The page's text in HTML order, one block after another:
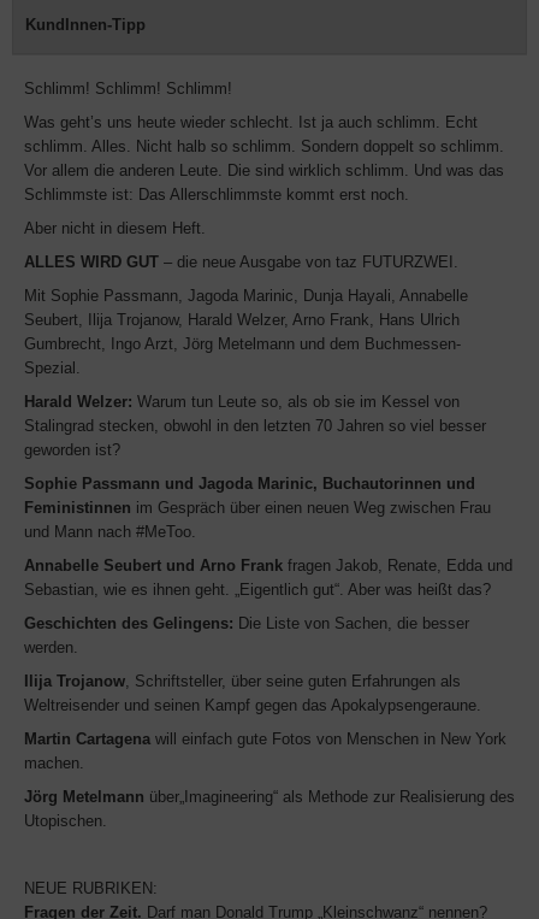
KundInnen-Tipp
Schlimm! Schlimm! Schlimm!
Was geht’s uns heute wieder schlecht. Ist ja auch schlimm. Echt
schlimm. Alles. Nicht halb so schlimm. Sondern doppelt so schlimm.
Vor allem die anderen Leute. Die sind wirklich schlimm. Und was das
Schlimmste ist: Das Allerschlimmste kommt erst noch.
Aber nicht in diesem Heft.
ALLES WIRD GUT – die neue Ausgabe von taz FUTURZWEI.
Mit Sophie Passmann, Jagoda Marinic, Dunja Hayali, Annabelle
Seubert, Ilija Trojanow, Harald Welzer, Arno Frank, Hans Ulrich
Gumbrecht, Ingo Arzt, Jörg Metelmann und dem Buchmessen-
Spezial.
Harald Welzer: Warum tun Leute so, als ob sie im Kessel von
Stalingrad stecken, obwohl in den letzten 70 Jahren so viel besser
geworden ist?
Sophie Passmann und Jagoda Marinic, Buchautorinnen und
Feministinnen im Gespräch über einen neuen Weg zwischen Frau
und Mann nach #MeToo.
Annabelle Seubert und Arno Frank fragen Jakob, Renate, Edda und
Sebastian, wie es ihnen geht. „Eigentlich gut“. Aber was heißt das?
Geschichten des Gelingens: Die Liste von Sachen, die besser
werden.
Ilija Trojanow, Schriftsteller, über seine guten Erfahrungen als
Weltreisender und seinen Kampf gegen das Apokalypsengeraune.
Martin Cartagena will einfach gute Fotos von Menschen in New York
machen.
Jörg Metelmann über„Imagineering“ als Methode zur Realisierung des
Utopischen.
NEUE RUBRIKEN:
Fragen der Zeit. Darf man Donald Trump „Kleinschwanz“ nennen?